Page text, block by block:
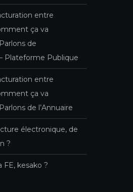
entre
ça va
de
Plateforme Publique
entre
ça va
de l’Annuaire
électronique, de
?
FE, kesako ?